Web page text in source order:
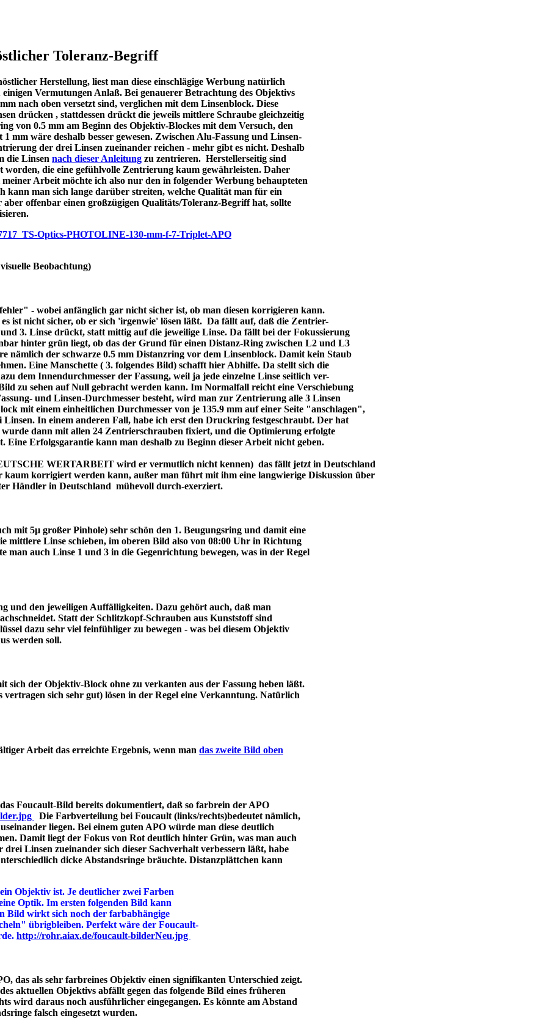
Toleranz-Begriff
Herstellung, liest man diese einschlägige Werbung natürlich
Vermutungen Anlaß. Bei genauerer Betrachtung des Objektivs
nach oben versetzt sind, verglichen mit dem Linsenblock. Diese
drücken , stattdessen drückt die jeweils mittlere Schraube gleichzeitig
von 0.5 mm am Beginn des Objektiv-Blockes mit dem Versuch, den
mm wäre deshalb besser gewesen. Zwischen Alu-Fassung und Linsen-
der drei Linsen zueinander reichen - mehr gibt es nicht. Deshalb
die Linsen nach dieser Anleitung zu zentrieren. Herstellerseitig sind
die eine gefühlvolle Zentrierung kaum gewährleisten. Daher
Arbeit möchte ich also nur den in folgender Werbung behaupteten
man sich lange darüber streiten, welche Qualität man für ein
offenbar einen großzügigen Qualitäts/Toleranz-Begriff hat, sollte
Optics-PHOTOLINE-130-mm-f-7-Triplet-APO
Beobachtung)
- wobei anfänglich gar nicht sicher ist, ob man diesen korrigieren kann.
ist nicht sicher, ob er sich 'irgenwie' lösen läßt. Da fällt auf, daß die Zentrier-
3. Linse drückt, statt mittig auf die jeweilige Linse. Da fällt bei der Fokussierung
hinter grün liegt, ob das der Grund für einen Distanz-Ring zwischen L2 und L3
nämlich der schwarze 0.5 mm Distanzring vor dem Linsenblock. Damit kein Staub
Eine Manschette ( 3. folgendes Bild) schafft hier Abhilfe. Da stellt sich die
dem Innendurchmesser der Fassung, weil ja jede einzelne Linse seitlich ver-
zu sehen auf Null gebracht werden kann. Im Normalfall reicht eine Verschiebung
und Linsen-Durchmesser besteht, wird man zur Zentrierung alle 3 Linsen
mit einem einheitlichen Durchmesser von je 135.9 mm auf einer Seite "anschlagen",
In einem anderen Fall, habe ich erst den Druckring festgeschraubt. Der hat
dann mit allen 24 Zentrierschrauben fixiert, und die Optimierung erfolgte
Erfolgsgarantie kann man deshalb zu Beginn dieser Arbeit nicht geben.
WERTARBEIT wird er vermutlich nicht kennen) das fällt jetzt in Deutschland
korrigiert werden kann, außer man führt mit ihm eine langwierige Diskussion über
Händler in Deutschland mühevoll durch-exerziert.
mit 5µ großer Pinhole) sehr schön den 1. Beugungsring und damit eine
mittlere Linse schieben, im oberen Bild also von 08:00 Uhr in Richtung
auch Linse 1 und 3 in die Gegenrichtung bewegen, was in der Regel
und den jeweiligen Auffälligkeiten. Dazu gehört auch, daß man
Statt der Schlitzkopf-Schrauben aus Kunststoff sind
dazu sehr viel feinfühliger zu bewegen - was bei diesem Objektiv
werden soll.
der Objektiv-Block ohne zu verkanten aus der Fassung heben läßt.
sich sehr gut) lösen in der Regel eine Verkanntung. Natürlich
Arbeit das erreichte Ergebnis, wenn man das zweite Bild oben
Foucault-Bild bereits dokumentiert, daß so farbrein der APO
Die Farbverteilung bei Foucault (links/rechts)bedeutet nämlich,
liegen. Bei einem guten APO würde man diese deutlich
Damit liegt der Fokus von Rot deutlich hinter Grün, was man auch
Linsen zueinander sich dieser Sachverhalt verbessern läßt, habe
dicke Abstandsringe bräuchte. Distanzplättchen kann
Objektiv ist. Je deutlicher zwei Farben
Optik. Im ersten folgenden Bild kann
Bild wirkt sich noch der farbabhängige
übrigbleiben. Perfekt wäre der Foucault-
http://rohr.aiax.de/foucault-bilderNeu.jpg
das als sehr farbreines Objektiv einen signifikanten Unterschied zeigt.
aktuellen Objektivs abfällt gegen das folgende Bild eines früheren
wird daraus noch ausführlicher eingegangen. Es könnte am Abstand
falsch eingesetzt wurden.